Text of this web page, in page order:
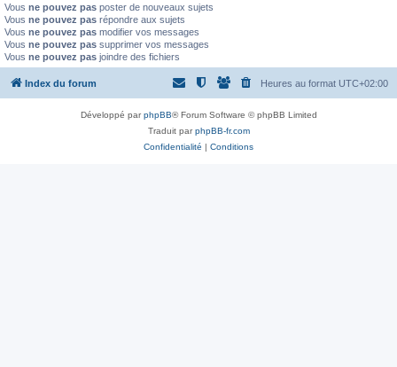
Vous ne pouvez pas poster de nouveaux sujets
Vous ne pouvez pas répondre aux sujets
Vous ne pouvez pas modifier vos messages
Vous ne pouvez pas supprimer vos messages
Vous ne pouvez pas joindre des fichiers
Index du forum Heures au format UTC+02:00
Développé parphpBB® Forum Software © phpBB Limited
Traduit parphpBB-fr.com
Confidentialité | Conditions